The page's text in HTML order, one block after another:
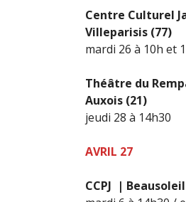
Centre Culturel
Villeparisis (77)
mardi 26 à 10h et
Théâtre du
Auxois (21)
jeudi 28 à 14h30
AVRIL 27
CCPJ |